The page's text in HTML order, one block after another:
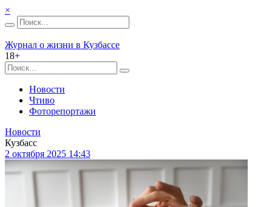
×
Журнал о жизни в Кузбассе
18+
Новости
Чтиво
Фоторепортажи
Новости
Кузбасс
2 октября 2025 14:43